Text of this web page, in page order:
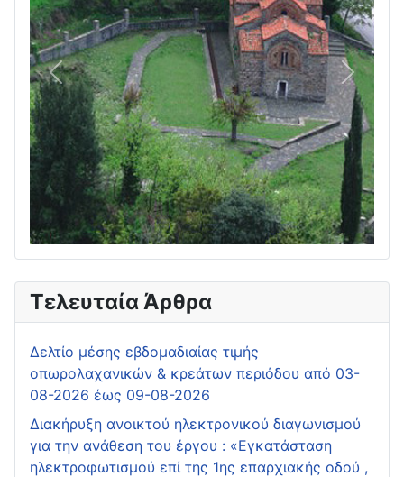
Πίσω
Τελευταία Άρθρα
Δελτίο μέσης εβδομαδιαίας τιμής
οπωρολαχανικών & κρεάτων περιόδου από 03-
08-2026 έως 09-08-2026
Διακήρυξη ανοικτού ηλεκτρονικού διαγωνισμού
για την ανάθεση του έργου : «Εγκατάσταση
ηλεκτροφωτισμού επί της 1ης επαρχιακής οδού ,